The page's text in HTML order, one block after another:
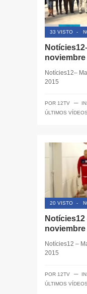
33 VISTO -
noviembre
Notícies12–
2015
POR 12TV ─ IN:
ÚLTIMOS
20 VISTO -
noviembre
Notícies12 –
2015
POR 12TV ─ IN:
ÚLTIMOS